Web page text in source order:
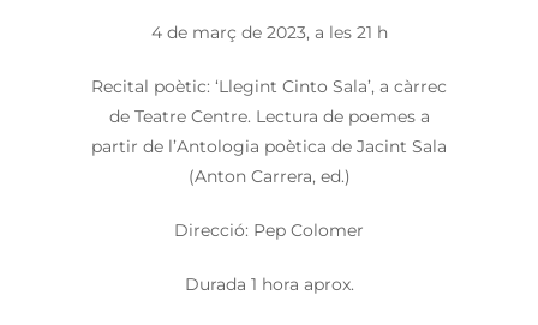
4 de març de 2023, a les 21 h
Recital poètic: ‘Llegint Cinto Sala’, a càrrec
de Teatre Centre. Lectura de poemes a
partir de l’Antologia poètica de Jacint Sala
(Anton Carrera, ed.)
Direcció: Pep Colomer
Durada 1 hora aprox.